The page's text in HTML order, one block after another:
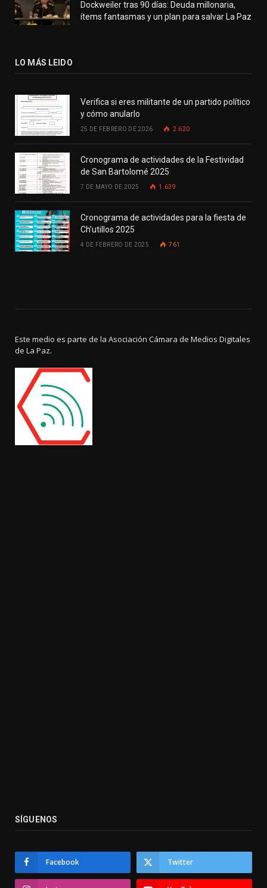
Dockweiler tras 90 días: Deuda millonaria,
ítems fantasmas y un plan para salvar La Paz
LO MÁS LEIDO
Verifica si eres militante de un partido político
y cómo anularlo
25 DE FEBRERO DE 2026 2.620
Cronograma de actividades de la Festividad
de San Bartolomé 2025
7 DE MAYO DE 2025 1.639
Cronograma de actividades para la fiesta de
Ch’utillos 2025
4 DE FEBRERO DE 2025 761
Este medio es parte de la Asociación Cámara de Medios Digitales
de La Paz.
SÍGUENOS
Facebook Twitter